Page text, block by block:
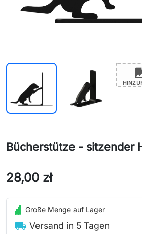
Bücherstütze - sitzender
28,00 zł
Große Menge auf Lager
local_shipping Versand in 5 Tagen